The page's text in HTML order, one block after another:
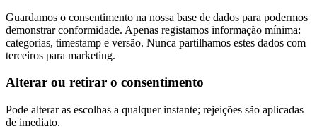
Guardamos o consentimento na nossa base de dados para podermos
demonstrar conformidade. Apenas registamos informação mínima:
categorias, timestamp e versão. Nunca partilhamos estes dados com
terceiros para marketing.
Alterar ou retirar o consentimento
Pode alterar as escolhas a qualquer instante; rejeições são aplicadas
de imediato.